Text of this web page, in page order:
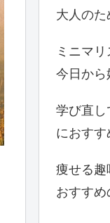
大人の
ミニマ
今日から
学び直し
におす
痩せる趣
おすす